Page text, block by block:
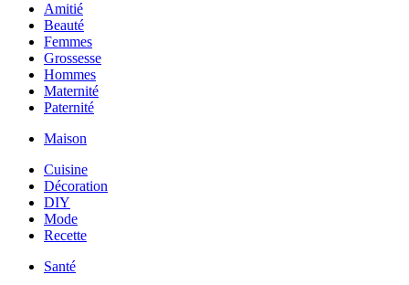
Amitié
Beauté
Femmes
Grossesse
Hommes
Maternité
Paternité
Maison
Cuisine
Décoration
DIY
Mode
Recette
Santé